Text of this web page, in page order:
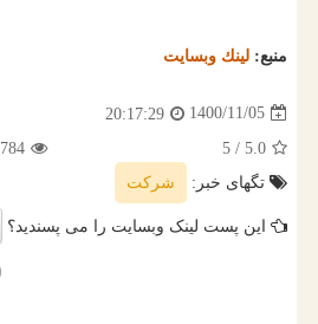
منبع: لینك وبسایت
1400/11/05
20:17:29
5.0
/ 5
784
تگهای خبر:
شركت
این پست لینک وبسایت را می پسندید؟